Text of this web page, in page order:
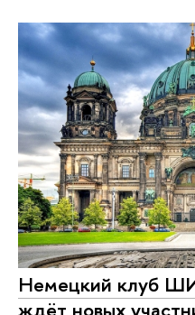
Немецкий клуб